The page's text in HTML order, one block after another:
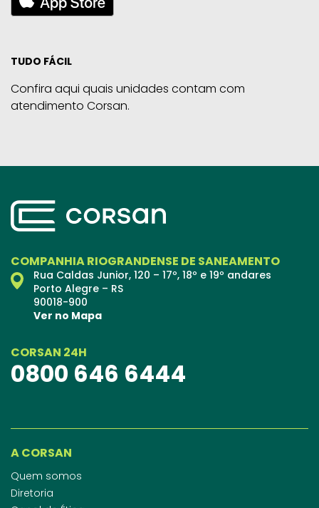
TUDO FÁCIL
Confira aqui quais unidades contam com
atendimento Corsan.
COMPANHIA RIOGRANDENSE DE SANEAMENTO
Rua Caldas Junior, 120 – 17º, 18º e 19º andares
Porto Alegre – RS
90018-900
Ver no Mapa
CORSAN 24H
0800 646 6444
A CORSAN
Quem somos
Diretoria